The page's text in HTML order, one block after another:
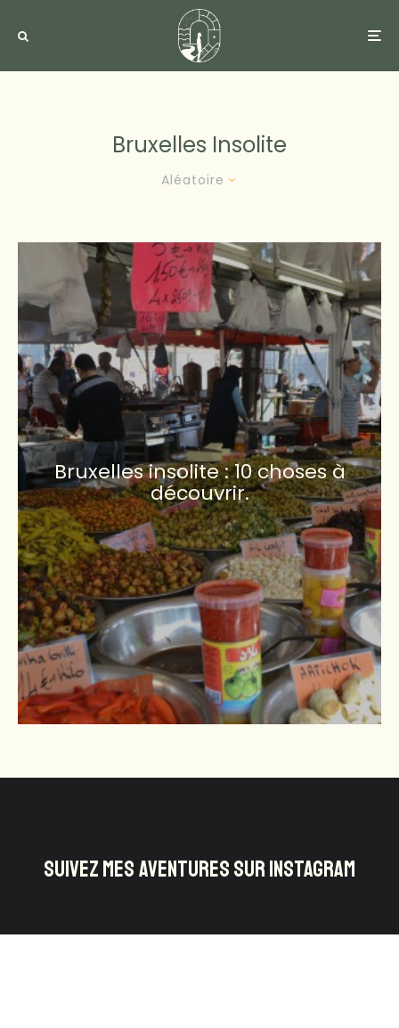
Bruxelles Insolite
Aléatoire
Bruxelles insolite : 10 choses à
découvrir.
SUIVEZ MES AVENTURES SUR INSTAGRAM